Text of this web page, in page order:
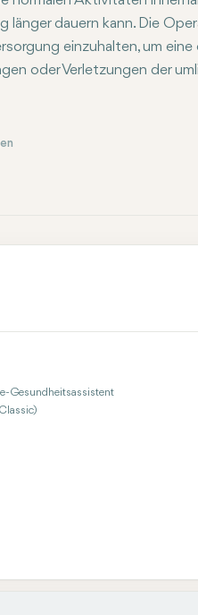
dauern kann. Die
einzuhalten, um
oder Verletzungen der
Gesundheitsassistent